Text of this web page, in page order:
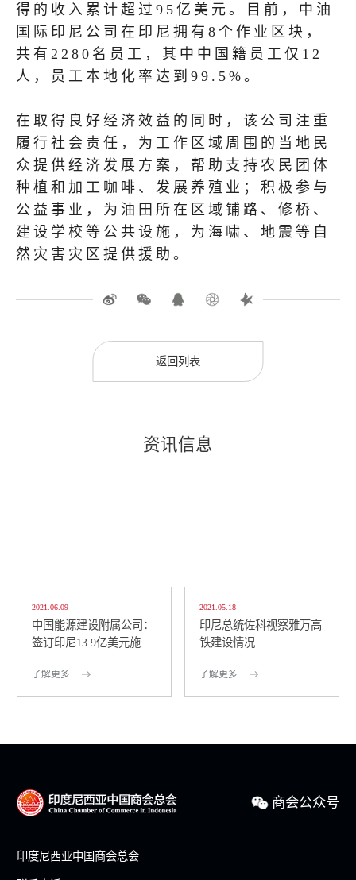
得的收入累计超过95亿美元。目前，中油
国际印尼公司在印尼拥有8个作业区块，
共有2280名员工，其中中国籍员工仅12
人，员工本地化率达到99.5%。
在取得良好经济效益的同时，该公司注重
履行社会责任，为工作区域周围的当地民
众提供经济发展方案，帮助支持农民团体
种植和加工咖啡、发展养殖业；积极参与
公益事业，为油田所在区域铺路、修桥、
建设学校等公共设施，为海啸、地震等自
然灾害灾区提供援助。
返回列表
资讯信息
2021.06.09
中国能源建设附属公司：
签订印尼13.9亿美元施工
了解更多
2021.05.18
印尼总统佐科视察雅万高
铁建设情况
了解更多
商会公众号
印度尼西亚中国商会总会